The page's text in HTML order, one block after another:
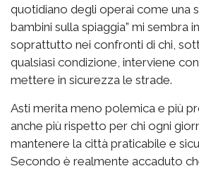
quotidiano degli operai come una
bambini sulla spiaggia” mi sembra
soprattutto nei confronti di chi,
qualsiasi condizione, interviene
mettere in sicurezza le strade.
Asti merita meno polemica e più
anche più rispetto per chi ogni
mantenere la città praticabile e
Secondo è realmente accaduto